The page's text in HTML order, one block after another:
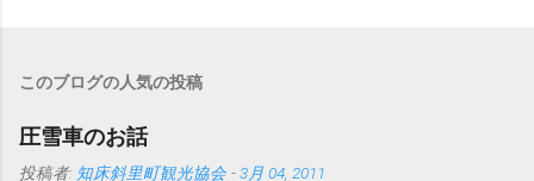
このブログの人気の投稿
圧雪車のお話
投稿者: 知床斜里町観光協会 -3月 04, 2011